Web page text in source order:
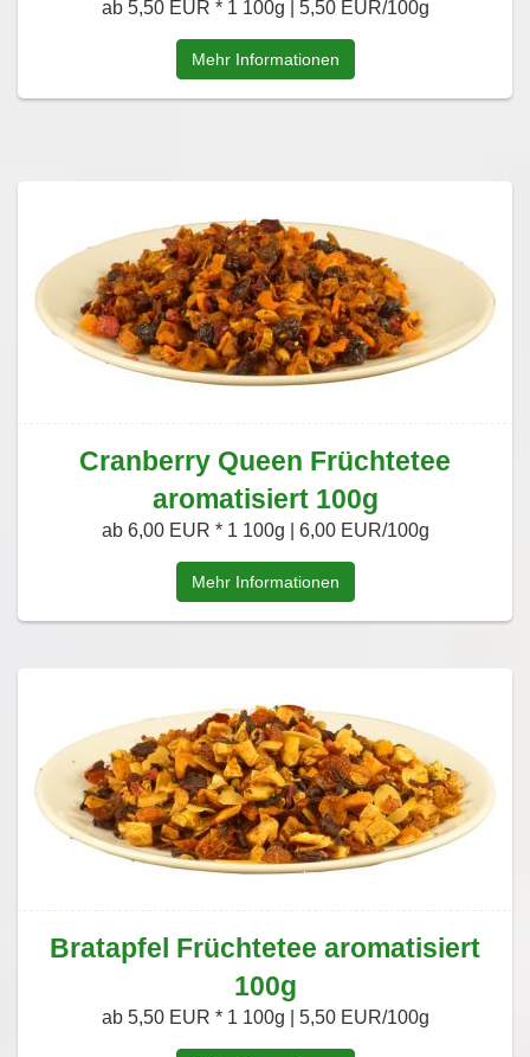
ab 5,50 EUR * 1 100g | 5,50 EUR/100g
Mehr Informationen
Cranberry Queen Früchtetee
aromatisiert 100g
ab 6,00 EUR * 1 100g | 6,00 EUR/100g
Mehr Informationen
Bratapfel Früchtetee aromatisiert
100g
ab 5,50 EUR * 1 100g | 5,50 EUR/100g